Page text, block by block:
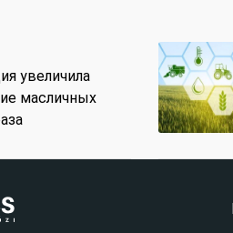
увеличила
масличных